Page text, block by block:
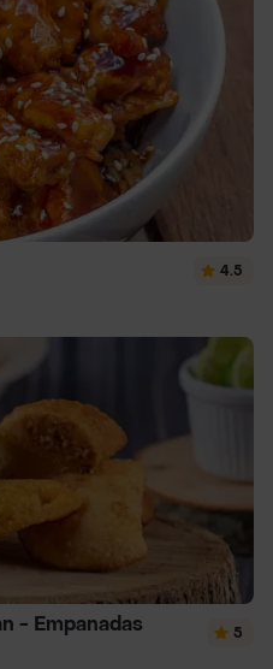
4.5
- Empanadas 5